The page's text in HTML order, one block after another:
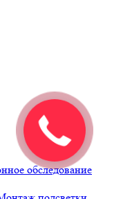
обследование